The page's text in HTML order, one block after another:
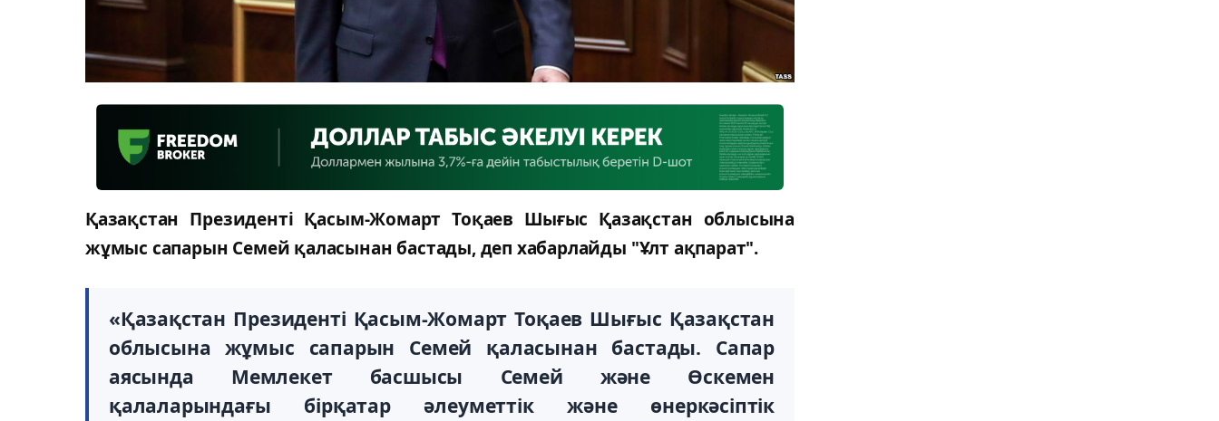
Қазақстан Президенті Қасым-Жомарт Тоқаев Шығыс Қазақстан облысына
жұмыс сапарын Семей қаласынан бастады, деп хабарлайды "Ұлт ақпарат".
«Қазақстан Президенті Қасым-Жомарт Тоқаев Шығыс Қазақстан
облысына жұмыс сапарын Семей қаласынан бастады. Сапар
аясында Мемлекет басшысы Семей және Өскемен
қалаларындағы бірқатар әлеуметтік және өнеркәсіптік